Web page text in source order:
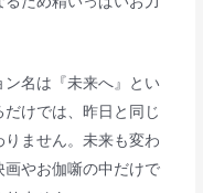
ン名は『未来へ』とい
けでは、昨日と同じ
ません。未来も変わ
画やお伽噺の中だけで